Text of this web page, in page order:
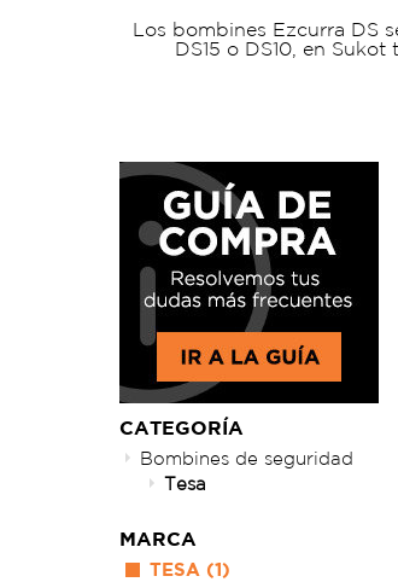
Los bombines Ezcurra DS
DS15 o DS10, en
CATEGORÍA
Bombines de seguridad
Tesa
MARCA
TESA (1)